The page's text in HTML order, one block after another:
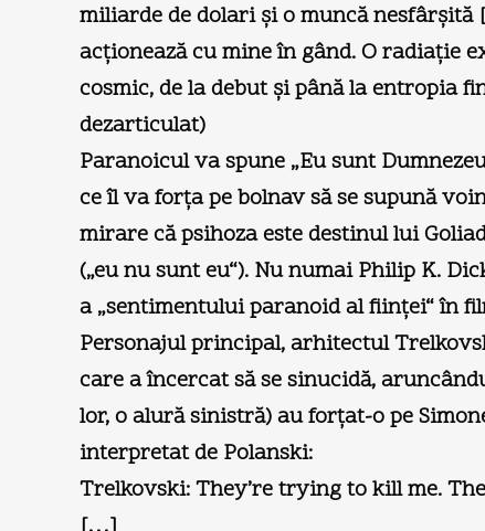
miliarde de dolari şi o muncă
acţionează cu mine în gând. O radiaţie
cosmic, de la debut şi până la entropia
dezarticulat)
Paranoicul va spune „Eu sunt
ce îl va forţa pe bolnav să se supună
mirare că psihoza este destinul lui
(„eu nu sunt eu“). Nu numai Philip K.
a „sentimentului paranoid al fiinţei“ în
Personajul principal, arhitectul
care a încercat să se sinucidă,
lor, o alură sinistră) au forţat-o pe
interpretat de Polanski:
Trelkovski: They’re trying to kill me.